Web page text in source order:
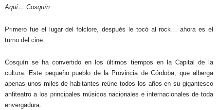
Aquí… Cosquín
Primero fue el lugar del folclore, después le tocó al rock… ahora es el
turno del cine.
Cosquín se ha convertido en los últimos tiempos en la Capital de la
cultura. Este pequeño pueblo de la Provincia de Córdoba, que alberga
apenas unos miles de habitantes reúne todos los años en su gigantesco
anfiteatro a los principales músicos nacionales e internacionales de toda
envergadura.